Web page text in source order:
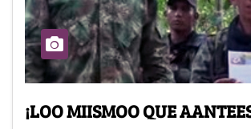
¡LOO MIISMOO QUE